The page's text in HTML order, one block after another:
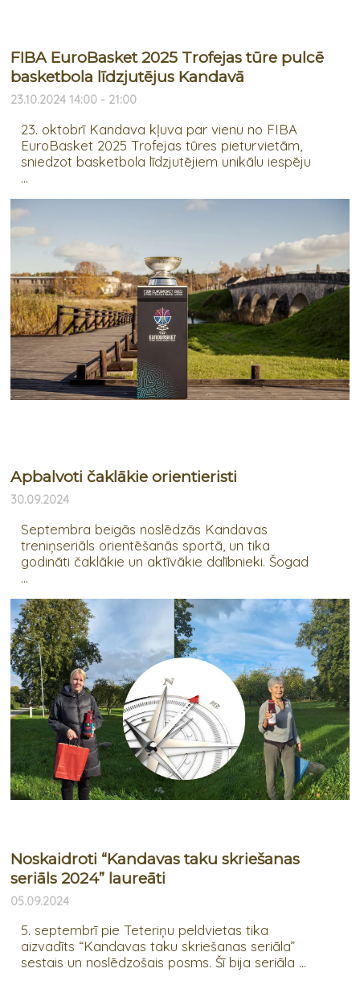
FIBA EuroBasket 2025 Trofejas tūre pulcē
basketbola līdzjutējus Kandavā
23.10.2024 14:00 - 21:00
23. oktobrī Kandava kļuva par vienu no FIBA
EuroBasket 2025 Trofejas tūres pieturvietām,
sniedzot basketbola līdzjutējiem unikālu iespēju
...
Apbalvoti čaklākie orientieristi
30.09.2024
Septembra beigās noslēdzās Kandavas
treniņseriāls orientēšanās sportā, un tika
godināti čaklākie un aktīvākie dalībnieki. Šogad
...
Noskaidroti “Kandavas taku skriešanas
seriāls 2024” laureāti
05.09.2024
5. septembrī pie Teteriņu peldvietas tika
aizvadīts “Kandavas taku skriešanas seriāla”
sestais un noslēdzošais posms. Šī bija seriāla ...